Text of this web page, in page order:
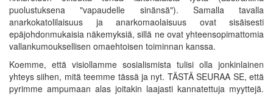
puolustuksena "vapaudelle sinänsä"). Samalla tavalla
anarkokatolilaisuus ja anarkomaolaisuus ovat sisäisesti
epäjohdonmukaisia näkemyksiä, sillä ne ovat yhteensopimattomia
vallankumouksellisen omaehtoisen toiminnan kanssa.
Koemme, että visiollamme sosialismista tulisi olla jonkinlainen
yhteys siihen, mitä teemme tässä ja nyt. TÄSTÄ SEURAA SE, että
pyrimme ampumaan alas joitakin laajasti kannatettuja myyttejä.